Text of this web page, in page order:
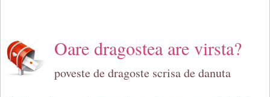
Oare dragostea are virsta?
poveste de dragoste scrisa de danuta